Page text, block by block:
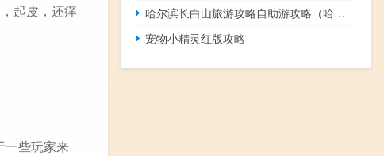
起皮，还痒
一些玩家来
哈尔滨长白山旅游攻略自助游攻略（哈尔滨长白山）
宠物小精灵红版攻略